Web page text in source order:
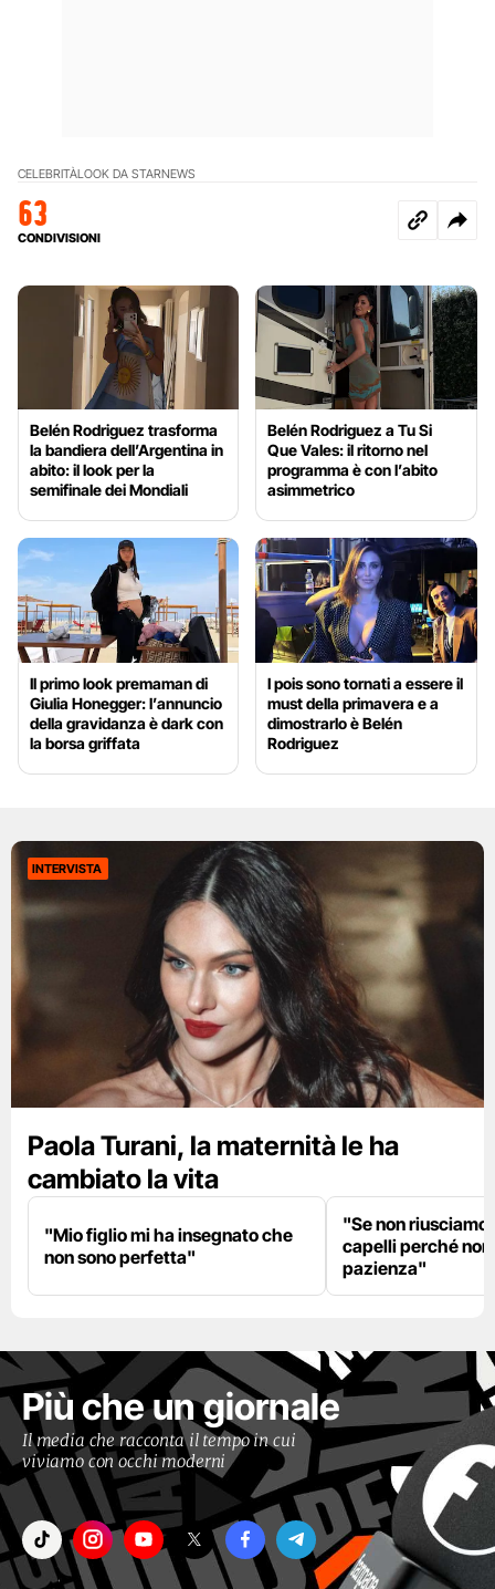
CELEBRITÀLOOK DA STARNEWS
63
CONDIVISIONI
Belén Rodriguez trasforma
la bandiera dell’Argentina in
abito: il look per la
semifinale dei Mondiali
Belén Rodriguez a Tu Si
Que Vales: il ritorno nel
programma è con l’abito
asimmetrico
Il primo look premaman di
Giulia Honegger: l’annuncio
della gravidanza è dark con
la borsa griffata
I pois sono tornati a essere il
must della primavera e a
dimostrarlo è Belén
Rodriguez
INTERVISTA
Paola Turani, la maternità le ha
cambiato la vita
"Mio figlio mi ha insegnato che
non sono perfetta"
"Se non riusciamo
capelli perché
pazienza"
Più che un giornale
Il media che racconta il tempo in cui
viviamo con occhi moderni